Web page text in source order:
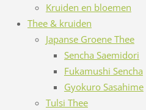
Kruiden en bloemen
Thee & kruiden
Japanse Groene Thee
Sencha Saemidori
Fukamushi Sencha
Gyokuro Sasahime
Tulsi Thee